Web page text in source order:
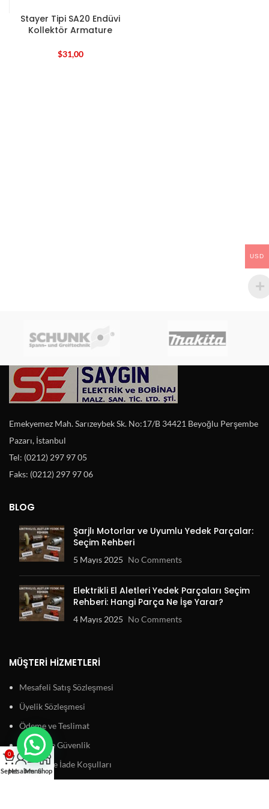
Stayer Tipi SA20 Endüvi
Kollektör Armature
$31,00
Emekyemez Mah. Sarızeybek Sk. No:17/B 34421 Beyoğlu Perşembe
Pazarı, İstanbul
Tel: (0212) 297 97 05
Faks: (0212) 297 97 06
BLOG
Şarjlı Motorlar ve Uyumlu Yedek Parçalar:
Seçim Rehberi
5 Mayıs 2025 No Comments
Elektrikli El Aletleri Yedek Parçaları Seçim
Rehberi: Hangi Parça Ne İşe Yarar?
4 Mayıs 2025 No Comments
MÜŞTERI HIZMETLERI
Mesafeli Satış Sözleşmesi
Üyelik Sözleşmesi
Ödeme ve Teslimat
Gizlilik ve Güvenlik
Garanti ve İade Koşulları
USD
0
SepetHesabımMenuShop